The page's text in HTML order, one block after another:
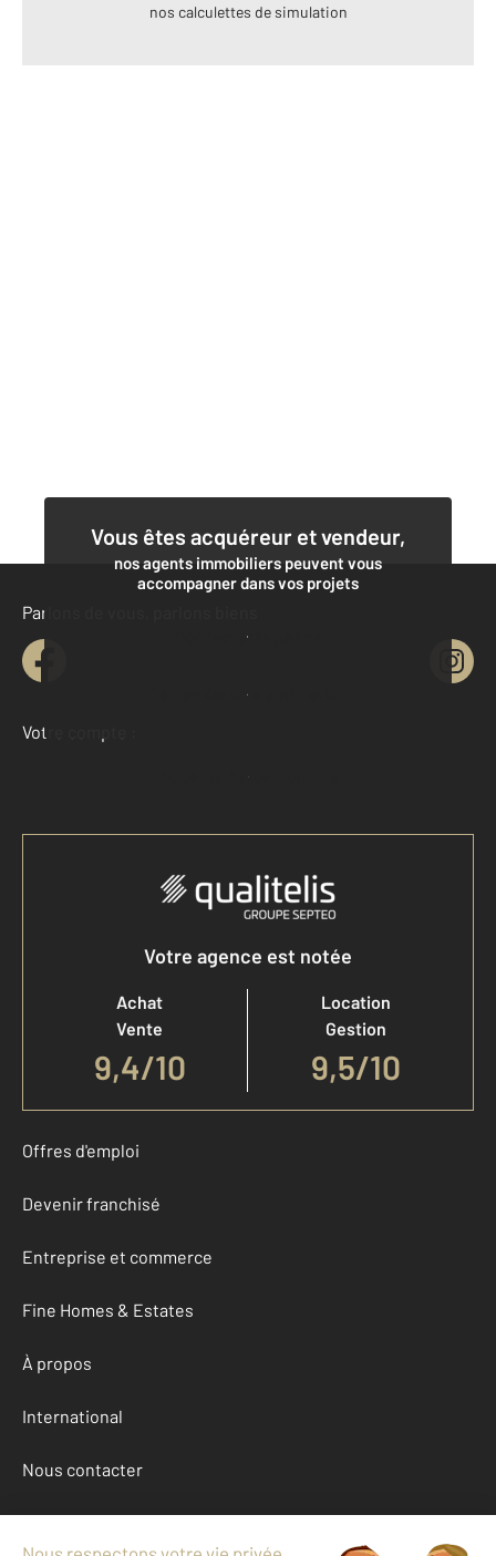
nos calculettes de simulation
Vous êtes acquéreur et vendeur,
nos agents immobiliers peuvent vous
accompagner dans vos projets
Contacter l'agence
Demander une estimation
Parlons de vous, parlons biens
Votre compte :
Accéder à mon compte
Votre agence est notée
Achat
Vente
9,4/10
Location
Gestion
9,5/10
Offres d'emploi
Devenir franchisé
Entreprise et commerce
Fine Homes & Estates
À propos
International
Nous contacter